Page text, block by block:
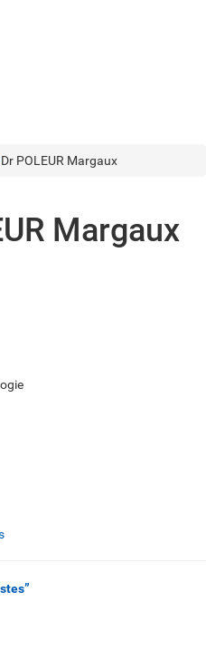
Dr POLEUR Margaux
Margaux